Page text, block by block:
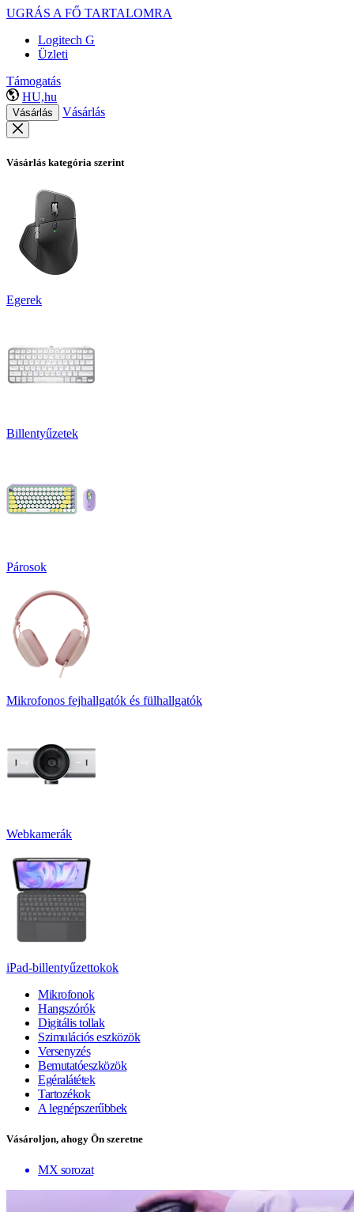
UGRÁS A FŐ TARTALOMRA
Logitech G
Üzleti
Támogatás
HU,hu
Vásárlás Vásárlás
Vásárlás kategória szerint
Egerek
Billentyűzetek
Párosok
Mikrofonos fejhallgatók és fülhallgatók
Webkamerák
iPad-billentyűzettokok
Mikrofonok
Hangszórók
Digitális tollak
Szimulációs eszközök
Versenyzés
Bemutatóeszközök
Egéralátétek
Tartozékok
A legnépszerűbbek
Vásároljon, ahogy Ön szeretne
MX sorozat